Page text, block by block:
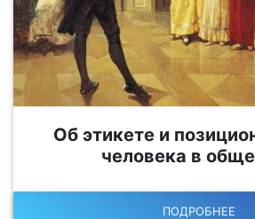
Об этикете и
человека в
ПОДРОБНЕЕ